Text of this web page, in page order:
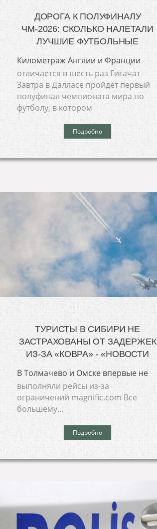
ДОРОГА К ПОЛУФИНАЛУ
ЧМ-2026: СКОЛЬКО НАЛЕТАЛИ
ЛУЧШИЕ ФУТБОЛЬНЫЕ
Километраж Англии и Франции
отличается в шесть раз Гигачат
Завтра в Далласе пройдет первый
полуфинал чемпионата мира по
футболу, в котором
Подробно
ТУРИСТЫ В СИБИРИ НЕ
ЗАСТРАХОВАНЫ ОТ ЗАДЕРЖЕК
ИЗ-ЗА «КОВРА» - «НОВОСТИ
В Толмачево и Омске впервые не
выполняли рейсы из-за
ограничений magnific.com Все
большему...
Подробно